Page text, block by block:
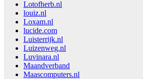
Lotofherb.nl
louiz.nl
Loxam.nl
lucide.com
Luisterrijk.nl
Luizenweg.nl
Luvinara.nl
Maandverband
Maascomputers.nl